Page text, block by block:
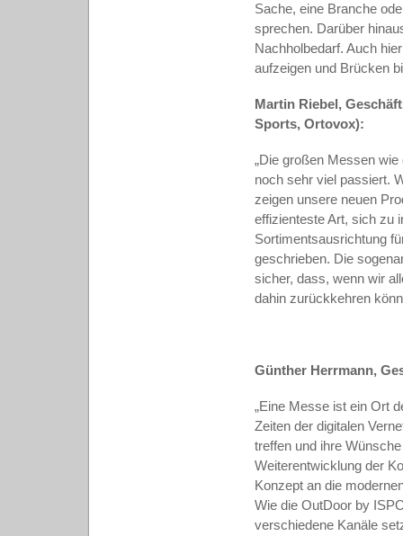
Sache, eine Branche
sprechen. Darüber
Nachholbedarf. Auch
aufzeigen und Brücken
Martin Riebel,
Sports, Ortovox):
„Die großen Messen
noch sehr viel passiert.
zeigen unsere neuen
effizienteste Art, sich zu
Sortimentsausrichtung
geschrieben. Die
sicher, dass, wenn wir
dahin zurückkehren
Günther Herrmann,
„Eine Messe ist ein Ort
Zeiten der digitalen
treffen und ihre
Weiterentwicklung der
Konzept an die
Wie die OutDoor by
verschiedene Kanäle